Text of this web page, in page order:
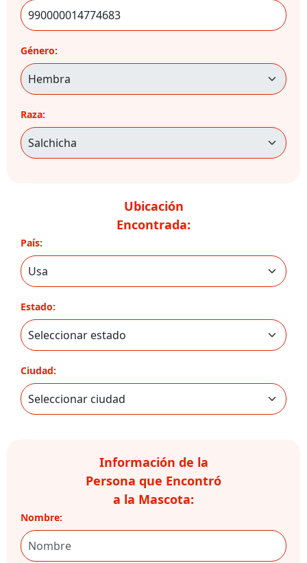
Género:
Raza:
Ubicación
Encontrada:
País:
Estado:
Ciudad:
Información de la
Persona que Encontró
a la Mascota:
Nombre: